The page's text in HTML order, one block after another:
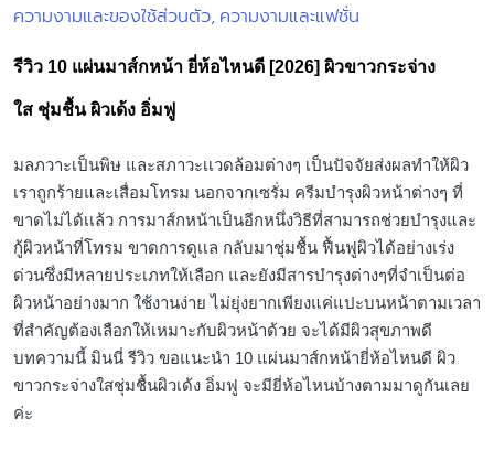
Posted
ความงามและของใช้ส่วนตัว ความงามและแฟชั่น
รีวิว 10 แผ่นมาส์กหน้า ยี่ห้อไหนดี [2026] ผิวขาวกระจ่าง
ใส ชุ่มชื้น ผิวเด้ง อิ่มฟู
มลภวาะเป็นพิษ และสภาวะเเวดล้อมต่างๆ เป็นปัจจัยส่งผลทำให้ผิว
เราถูกร้ายและเสื่อมโทรม นอกจากเซรั่ม ครีมบำรุงผิวหน้าต่างๆ ที่
ขาดไม่ได้เเล้ว การมาส์กหน้าเป็นอีกหนึ่งวิธีที่สามารถช่วยบำรุงและ
กู้ผิวหน้าที่โทรม ขาดการดูเเล กลับมาชุ่มชื้น ฟื้นฟูผิวได้อย่างเร่ง
ด่วนซึ่งมีหลายประเภทให้เลือก และยังมีสารบำรุงต่างๆที่จำเป็นต่อ
ผิวหน้าอย่างมาก ใช้งานง่าย ไม่ยุ่งยากเพียงแค่แปะบนหน้าตามเวลา
ที่สำคัญต้องเลือกให้เหมาะกับผิวหน้าด้วย จะได้มีผิวสุขภาพดี
บทความนี้ มินนี่ รีวิว ขอแนะนำ 10 แผ่นมาส์กหน้ายี่ห้อไหนดี ผิว
ขาวกระจ่างใสชุ่มชื้นผิวเด้ง อิ่มฟู จะมียี่ห้อไหนบ้างตามมาดูกันเลย
ค่ะ